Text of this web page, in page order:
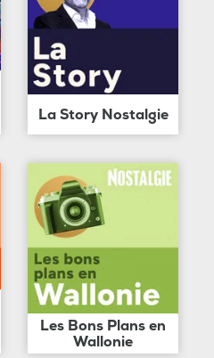
La Story Nostalgie
Les Bons Plans en
Wallonie